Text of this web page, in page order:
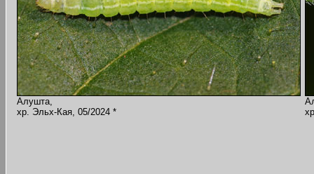
Алушта,
хр. Эльх-Кая, 05/2024 *